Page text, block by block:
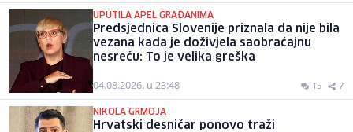
UPUTILA APEL GRAĐANIMA
Predsjednica Slovenije priznala da nije bila
vezana kada je doživjela saobraćajnu
nesreću: To je velika greška
04.08.2026. u 23:48 15 7
NIKOLA GRMOJA
Hrvatski desničar ponovo traži